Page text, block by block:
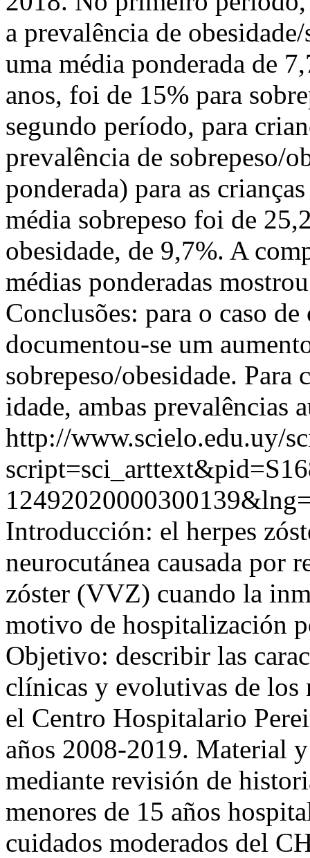
a prevalência de
uma média ponderada de
anos, foi de 15% para
segundo período, para
prevalência de sobrepeso/
ponderada) para as
média sobrepeso foi de
obesidade, de 9,7%. A
médias ponderadas
Conclusões: para o caso
documentou-se um
sobrepeso/obesidade. Para
idade, ambas prevalências
http://www.scielo.edu.uy/
Introducción: el herpes
neurocutánea causada por
zóster (VVZ) cuando la
motivo de hospitalización
Objetivo: describir las
clínicas y evolutivas de
el Centro Hospitalario
años 2008-2019. Material
mediante revisión de
menores de 15 años
cuidados moderados del